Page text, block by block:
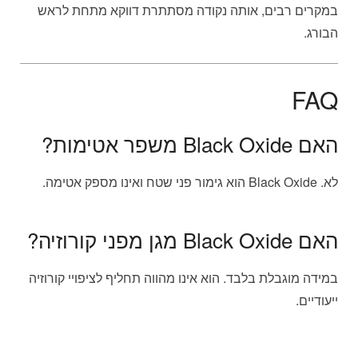
במקרים רבים, אותה נקודה מסתתרת דווקא מתחת לראש
הבורג.
FAQ
האם Black Oxide משפר אטימות?
לא. Black Oxide הוא גימור פני שטח ואינו מספק אטימה.
האם Black Oxide מגן מפני קורוזיה?
במידה מוגבלת בלבד. הוא אינו מהווה תחליף לציפויי קורוזיה
ייעודיים.